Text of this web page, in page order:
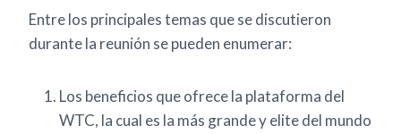
Entre los principales temas que se discutieron
durante la reunión se pueden enumerar:
Los beneficios que ofrece la plataforma del
WTC, la cual es la más grande y elite del mundo